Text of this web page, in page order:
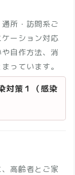
所・訪問系ご
ーション対応
自作方法、消
っています。
対策１（感染
高齢者とご家